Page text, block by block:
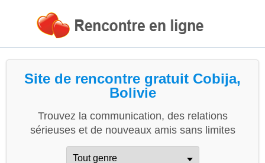
Site de rencontre gratuit Cobija,
Bolivie
Trouvez la communication, des relations
sérieuses et de nouveaux amis sans limites